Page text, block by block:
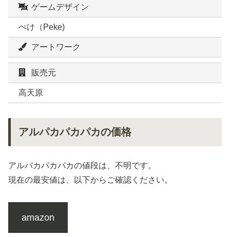
ゲームデザイン
ぺけ（Peke)
アートワーク
販売元
高天原
アルパカパカパカの価格
アルパカパカパカの値段は、不明です。
現在の最安値は、以下からご確認ください。
amazon